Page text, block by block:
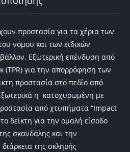
προστασία για τα χέρια των
νόμου και των ειδικών
Εξωτερική επένδυση από
(TPR) για την απορρόφηση των
προστασία στο πεδίο από
η κατοχυρωμένη με
από χτυπήματα “Impact
δείκτη για την ομαλή είσοδο
σκανδάλης και την
της σκληρής